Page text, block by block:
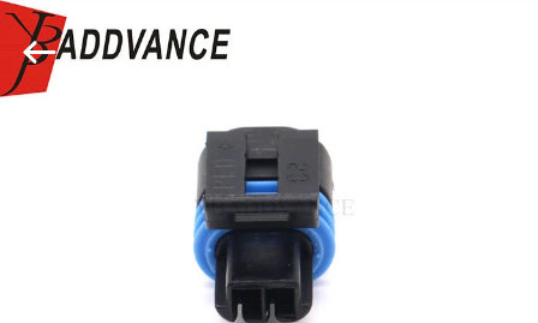
PRODUCTEN
Auto
Parts
Co.,Ltd.
Rights
Reserved.